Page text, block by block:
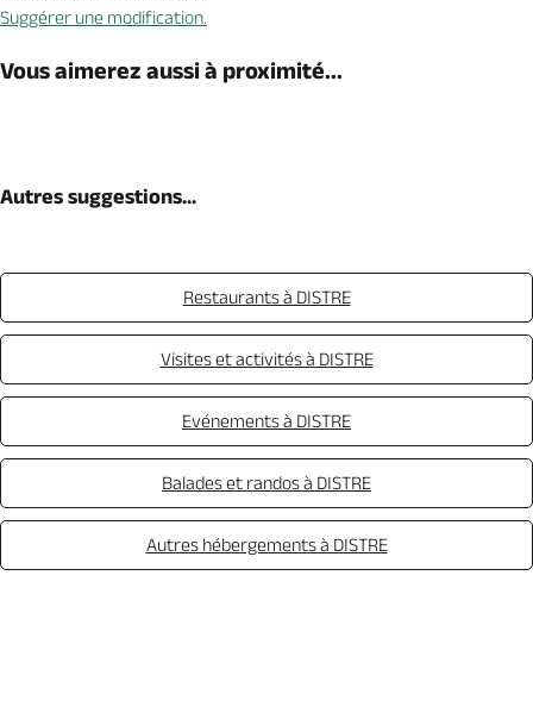
Suggérer une modification.
Vous aimerez aussi à proximité...
Autres suggestions...
Restaurants à DISTRE
Visites et activités à DISTRE
Evénements à DISTRE
Balades et randos à DISTRE
Autres hébergements à DISTRE